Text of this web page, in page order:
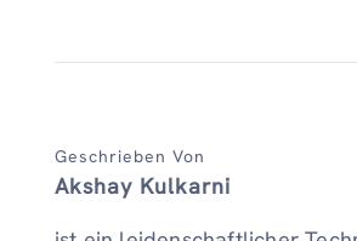
Geschrieben Von
Akshay Kulkarni